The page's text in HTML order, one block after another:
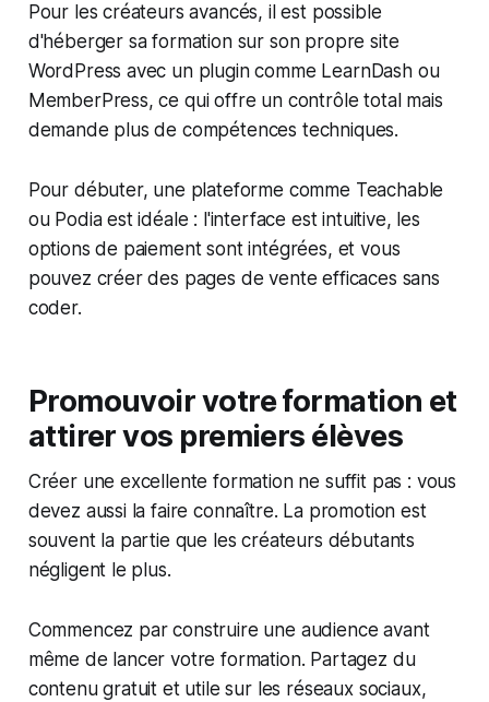
Pour les créateurs avancés, il est possible
d'héberger sa formation sur son propre site
WordPress avec un plugin comme LearnDash ou
MemberPress, ce qui offre un contrôle total mais
demande plus de compétences techniques.
Pour débuter, une plateforme comme Teachable
ou Podia est idéale : l'interface est intuitive, les
options de paiement sont intégrées, et vous
pouvez créer des pages de vente efficaces sans
coder.
Promouvoir votre formation et
attirer vos premiers élèves
Créer une excellente formation ne suffit pas : vous
devez aussi la faire connaître. La promotion est
souvent la partie que les créateurs débutants
négligent le plus.
Commencez par construire une audience avant
même de lancer votre formation. Partagez du
contenu gratuit et utile sur les réseaux sociaux,